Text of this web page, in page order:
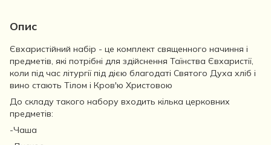
Опис
Євхаристійний набір - це комплект священного начиння і
предметів, які потрібні для здійснення Таїнства Євхаристії,
коли під час літургії під дією благодаті Святого Духа хліб і
вино стають Тілом і Кров'ю Христовою
До складу такого набору входить кілька церковних
предметів:
-Чаша